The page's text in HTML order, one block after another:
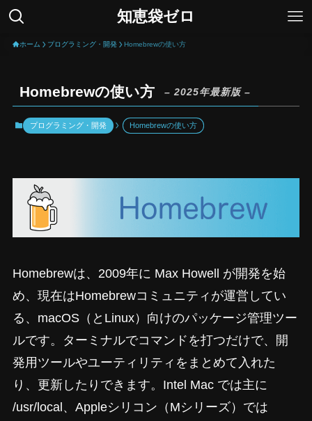
知恵袋ゼロ
ホーム プログラミング・開発 Homebrewの使い方
Homebrewの使い方 – 2025年最新版 –
プログラミング・開発 Homebrewの使い方
Homebrewは、2009年に Max Howell が開発を始
め、現在はHomebrewコミュニティが運営してい
る、macOS（とLinux）向けのパッケージ管理ツー
ルです。ターミナルでコマンドを打つだけで、開
発用ツールやユーティリティをまとめて入れた
り、更新したりできます。Intel Mac では主に
/usr/local、Appleシリコン（Mシリーズ）では